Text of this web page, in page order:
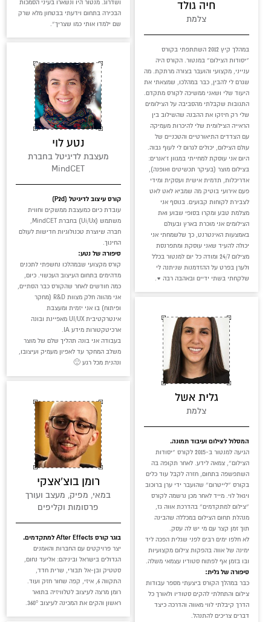
ושדרוג. מנטור היו ונשארו בעיני הסמכות
הבכירה בתחום וידעתי בבטחון מלא שרק
שם ילמדו אותי כמו שצריך״.
חיה גולד
צלמת
במהלך קיץ 2012 השתתפתי בקורס
״יסודות הצילום״ במנטור. הקורס היה
ענייני, מקצועי והועבר בצורה מרתקת. מה
שגרם לי להבין, כבר במהלכו, שמצאתי את
היעוד שלי ושאני ממשיכה לקורס מתקדם.
התגובות שקבלתי מהסביבה על הצילומים
שלי רק חיזקו את ההבנה שהשילוב בין
הראייה הצילומית שלי להיכרות מעמיקה
עם הצדדים התיאורטיים והטכניים של
עולם הצילום, יכולים לגרום לי לעוף גבוה.
היום אני עוסקת למחייתי במגוון ז׳אנרים:
בצילום מוצר (בעיקר תכשיטים ואופנה),
אדריכלות, תדמית אישית ועסקית ומידי
פעם אירועי בוטיק מה שמביא לאט לאט
לצבירת לקוחות קבועים. בנוסף אני
מצלמת טבע ומקרו בסופי שבוע ואת
הצילומים אני מוכרת בארץ ובעולם
באמצעות האינטרנט, כך שלשמחתי אני
יכולה להעיד שאני עוסקת ומתפרנסת
מצילום 24/7 ומודה כל יום למנטור בכלל
ולערן בפרט על ההזדמנות שניתנה לי
שלקחתי בשתי ידיים ובאהבה רבה ♥.
נטע לוי
מעצבת לדיגיטל בחברת
MindCET
קורס עיצוב לדיגיטל (P2d)
עובדת כיום כמעצבת ממשקים וחווית
משתמש (Ui/Ux) בחברת MindCET,
חברה שיוצרת טכנולוגיות חדישות לעולם
החינוך.
סיפורה של נטע:
קורס מקצועי שבמהלכו נחשפתי לתכנים
מדהימים בתחום העיצוב העכשוי. כיום,
כמה חודשים לאחר שהקורס כבר הסתיים,
אני מהווה חלק מצוות R&D (מחקר
ופיתוח) בו אני יזמית ומעצבת
אינטרקטיבית UI/UX מאפיינת ובונה
ארכיטקטורות מידע IA.
בעבודה אני בונה תהליך שלם של מוצר
משלב המחקר עד לאפיון מעמיק ועיצובו,
ונהנית מכל רגע 🙂
גלית אשל
צלמת
המסלול לצילום ועיבוד תמונה.
הגיעה למנטור ב-2015 לקורס ״יסודות
הצילום״, צמאה לידע. לאחר תקופה בה
השתפשפה בתחום, חזרה לקבל עוד כלים
בקורס ״לייטרום״ שהועבר ידי ערן ברוכוב
ויגאל לוי. מייד לאחר מכן נרשמה לקורס
״צילום למתקדמים״ בהדרכת אווה גז,
מנהלת תחום הצילום במכללה שהבינה
תוך זמן קצר עם מי יש לה עסק.
לא חלפו ימים רבים לפני שגלית הפכה ליד
ימינה של אווה בהפקות צילום מקצועיות
ובו בזמן אף לפתוח סטודיו עצמאי משלה.
סיפורה של גלית:
כבר במהלך הקורס ביצעתי מספר עבודות
צילום והתחלתי להקים סטודיו ולאורך כל
הדרך קיבלתי לווי מאווה והדרכה כיצד
דברים צריכים להתנהל.
רומן בוצ’אצקי
במאי, מפיק, מעצב ועורך
פרסומות וקליפים
בוגר קורס After Effects למתקדמים.
יצר פרויקטים עם החברות והאמנים
הגדולים בישראל וביניהם: אליעד נחום,
סטטיק ובן-אל תבורי, שרית חדד,
התקווה 6, איזי, קפה שחור חזק ועוד.
רומן מרצה לעיצוב לטלוויזיה בתואר
ראשון והקים את המכינה לעיצוב 360°.